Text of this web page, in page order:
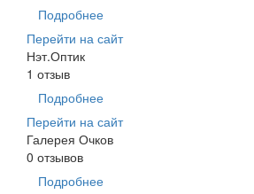
Подробнее
Перейти на сайт
Нэт.Оптик
1 отзыв
Подробнее
Перейти на сайт
Галерея Очков
0 отзывов
Подробнее